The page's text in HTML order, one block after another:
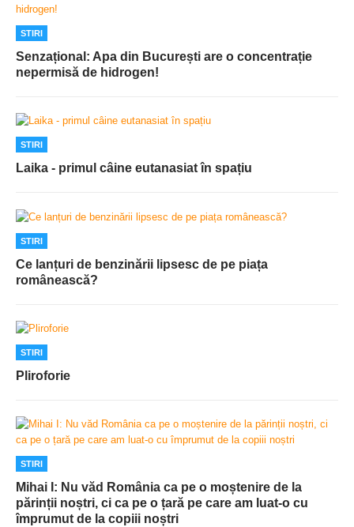
STIRI
Senzațional: Apa din București are o concentrație
nepermisă de hidrogen!
STIRI
Laika - primul câine eutanasiat în spațiu
STIRI
Ce lanțuri de benzinării lipsesc de pe piața
românească?
STIRI
Pliroforie
STIRI
Mihai I: Nu văd România ca pe o moștenire de la
părinții noștri, ci ca pe o țară pe care am luat-o cu
împrumut de la copiii noștri